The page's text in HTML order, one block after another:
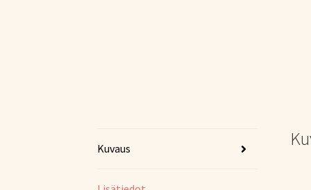
Kuvaus